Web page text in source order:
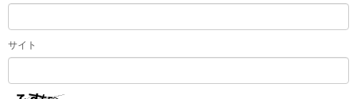
サイト